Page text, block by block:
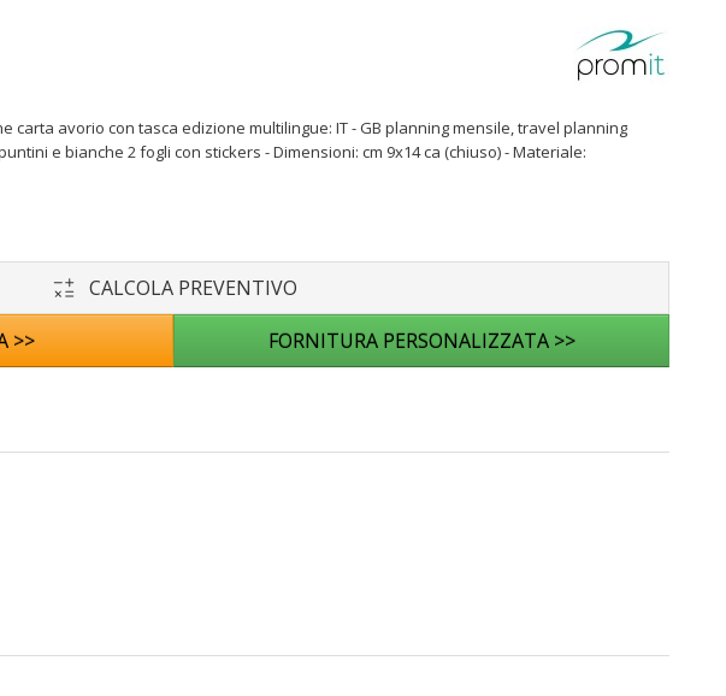
carta avorio con tasca edizione multilingue: IT - GB planning mensile, travel planning
e bianche 2 fogli con stickers - Dimensioni: cm 9x14 ca (chiuso) - Materiale:
CALCOLA PREVENTIVO
>>
FORNITURA PERSONALIZZATA >>